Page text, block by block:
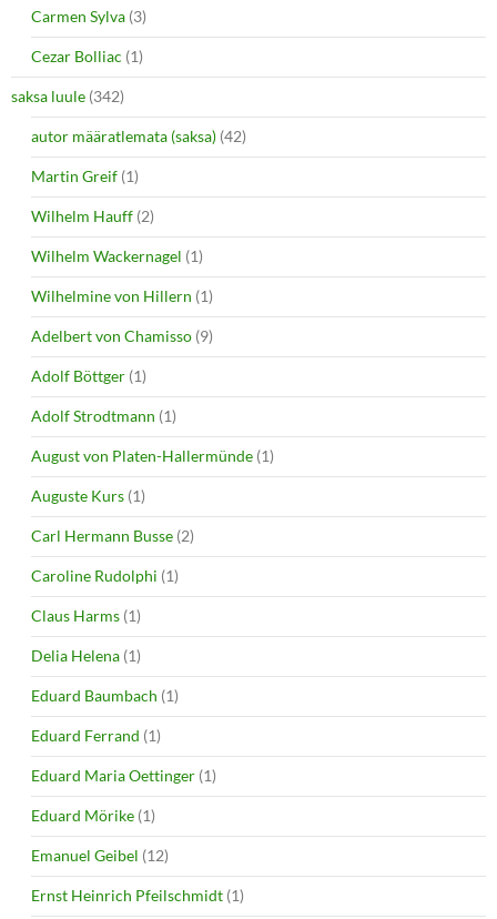
Carmen Sylva (3)
Cezar Bolliac (1)
saksa luule (342)
autor määratlemata (saksa) (42)
Martin Greif (1)
Wilhelm Hauff (2)
Wilhelm Wackernagel (1)
Wilhelmine von Hillern (1)
Adelbert von Chamisso (9)
Adolf Böttger (1)
Adolf Strodtmann (1)
August von Platen-Hallermünde (1)
Auguste Kurs (1)
Carl Hermann Busse (2)
Caroline Rudolphi (1)
Claus Harms (1)
Delia Helena (1)
Eduard Baumbach (1)
Eduard Ferrand (1)
Eduard Maria Oettinger (1)
Eduard Mörike (1)
Emanuel Geibel (12)
Ernst Heinrich Pfeilschmidt (1)